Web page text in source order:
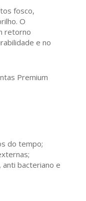
fosco,
O
retorno
e no
Premium
do tempo;
anti bacteriano e